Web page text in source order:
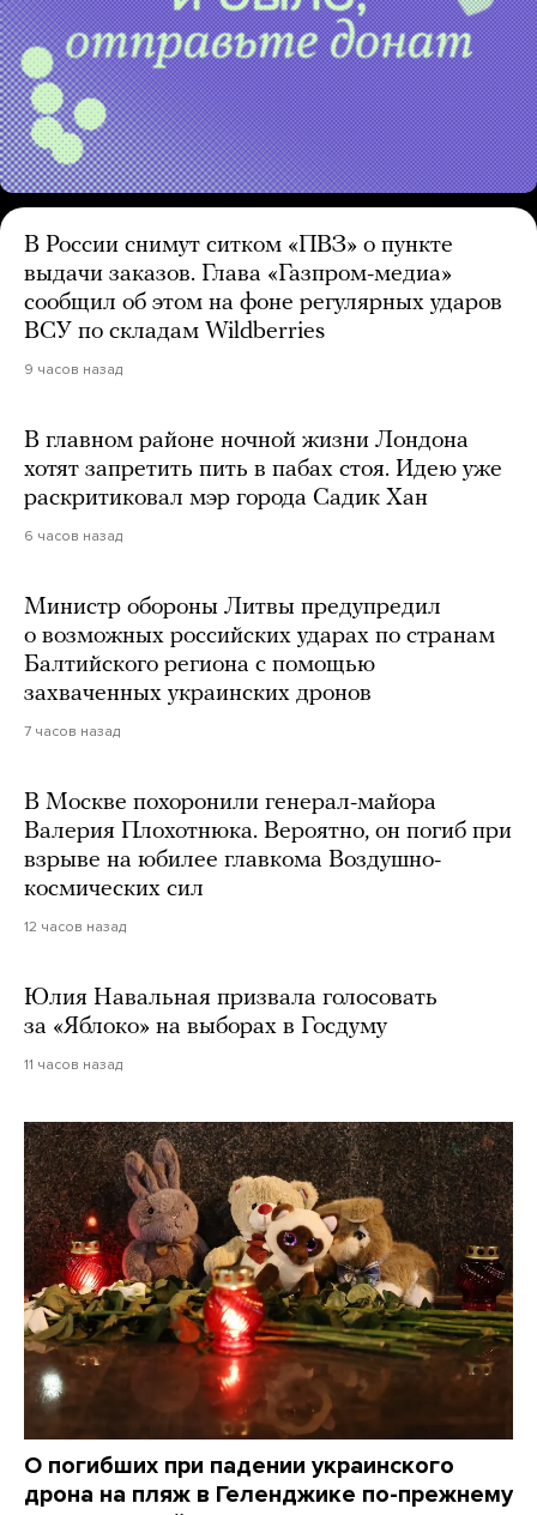
В России снимут ситком «ПВЗ» о пункте
выдачи заказов. Глава «Газпром-медиа»
сообщил об этом на фоне регулярных ударов
ВСУ по складам Wildberries
9 часов назад
В главном районе ночной жизни Лондона
хотят запретить пить в пабах стоя. Идею уже
раскритиковал мэр города Садик Хан
6 часов назад
Министр обороны Литвы предупредил
о возможных российских ударах по странам
Балтийского региона с помощью
захваченных украинских дронов
7 часов назад
В Москве похоронили генерал-майора
Валерия Плохотнюка. Вероятно, он погиб при
взрыве на юбилее главкома Воздушно-
космических сил
12 часов назад
Юлия Навальная призвала голосовать
за «Яблоко» на выборах в Госдуму
11 часов назад
О погибших при падении украинского
дрона на пляж в Геленджике по-прежнему